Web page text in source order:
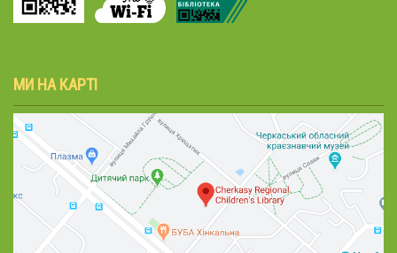
МИ НА КАРТІ